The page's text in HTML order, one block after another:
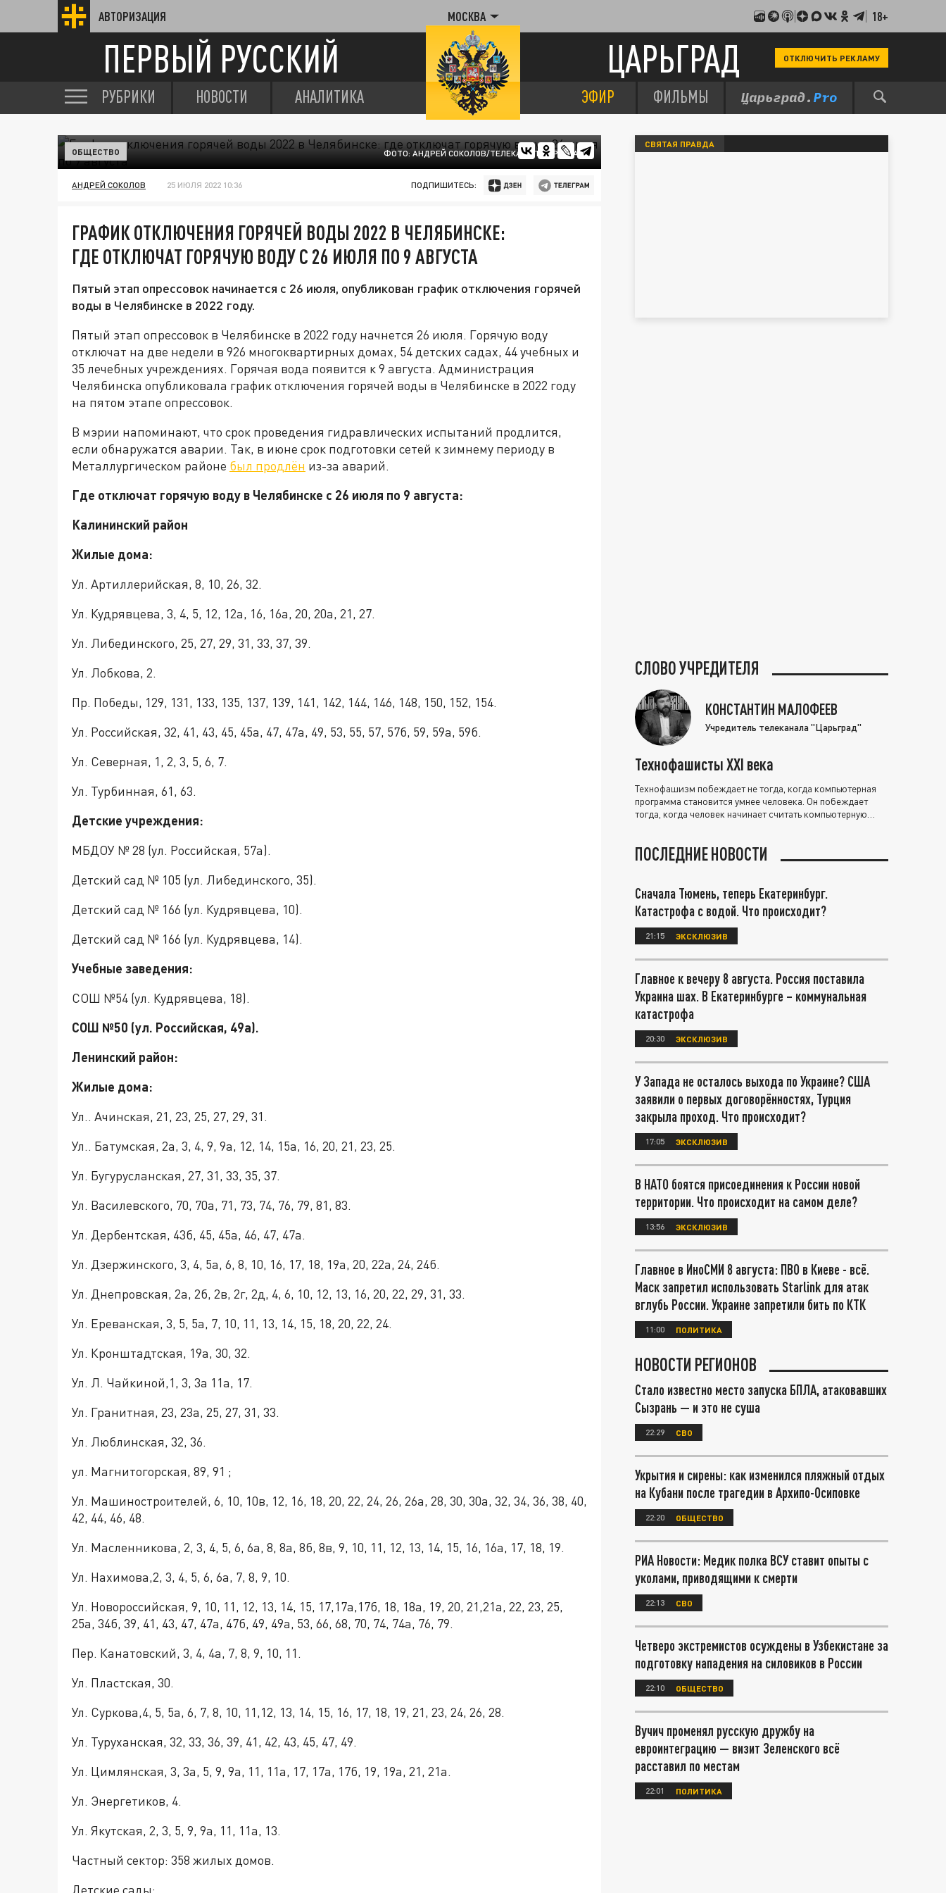
АВТОРИЗАЦИЯ МОСКВА 18+
ПЕРВЫЙ РУССКИЙ ЦАРЬГРАД ОТКЛЮЧИТЬ РЕКЛАМУ
РУБРИКИ НОВОСТИ АНАЛИТИКА ЭФИР ФИЛЬМЫ
ФОТО: АНДРЕЙ СОКОЛОВ/ТЕЛЕКАНАЛ ЦАРЬГРАД.
ОБЩЕСТВО
АНДРЕЙ СОКОЛОВ 25 ИЮЛЯ 2022 10:36 ПОДПИШИТЕСЬ:
ГРАФИК ОТКЛЮЧЕНИЯ ГОРЯЧЕЙ ВОДЫ 2022 В ЧЕЛЯБИНСКЕ:
ГДЕ ОТКЛЮЧАТ ГОРЯЧУЮ ВОДУ С 26 ИЮЛЯ ПО 9 АВГУСТА
Пятый этап опрессовок начинается с 26 июля, опубликован график отключения горячей
воды в Челябинске в 2022 году.
Пятый этап опрессовок в Челябинске в 2022 году начнется 26 июля. Горячую воду
отключат на две недели в 926 многоквартирных домах, 54 детских садах, 44 учебных и
35 лечебных учреждениях. Горячая вода появится к 9 августа. Администрация
Челябинска опубликовала график отключения горячей воды в Челябинске в 2022 году
на пятом этапе опрессовок.
В мэрии напоминают, что срок проведения гидравлических испытаний продлится,
если обнаружатся аварии. Так, в июне срок подготовки сетей к зимнему периоду в
Металлургическом районе был продлён из-за аварий.
Где отключат горячую воду в Челябинске с 26 июля по 9 августа:
Калининский район
Жилые дома:
Ул. Артиллерийская, 8, 10, 26, 32.
Ул. Кудрявцева, 3, 4, 5, 12, 12а, 16, 16а, 20, 20а, 21, 27.
Ул. Либединского, 25, 27, 29, 31, 33, 37, 39.
Ул. Лобкова, 2.
Пр. Победы, 129, 131, 133, 135, 137, 139, 141, 142, 144, 146, 148, 150, 152, 154.
Ул. Российская, 32, 41, 43, 45, 45а, 47, 47а, 49, 53, 55, 57, 57б, 59, 59а, 59б.
Ул. Северная, 1, 2, 3, 5, 6, 7.
Ул. Турбинная, 61, 63.
Детские учреждения:
МБДОУ № 28 (ул. Российская, 57а).
Детский сад № 105 (ул. Либединского, 35).
Детский сад № 166 (ул. Кудрявцева, 10).
Детский сад № 166 (ул. Кудрявцева, 14).
Учебные заведения:
СОШ №54 (ул. Кудрявцева, 18).
СОШ №50 (ул. Российская, 49а).
Ленинский район:
Жилые дома:
Ул.. Ачинская, 21, 23, 25, 27, 29, 31.
Ул.. Батумская, 2а, 3, 4, 9, 9а, 12, 14, 15а, 16, 20, 21, 23, 25.
Ул. Бугурусланская, 27, 31, 33, 35, 37.
Ул. Василевского, 70, 70а, 71, 73, 74, 76, 79, 81, 83.
Ул. Дербентская, 43б, 45, 45а, 46, 47, 47а.
Ул. Дзержинского, 3, 4, 5а, 6, 8, 10, 16, 17, 18, 19а, 20, 22а, 24, 24б.
Ул. Днепровская, 2а, 2б, 2в, 2г, 2д, 4, 6, 10, 12, 13, 16, 20, 22, 29, 31, 33.
Ул. Ереванская, 3, 5, 5а, 7, 10, 11, 13, 14, 15, 18, 20, 22, 24.
Ул. Кронштадтская, 19а, 30, 32.
Ул. Л. Чайкиной,1, 3, 3а 11а, 17.
Ул. Гранитная, 23, 23а, 25, 27, 31, 33.
Ул. Люблинская, 32, 36.
ул. Магнитогорская, 89, 91 ;
Ул. Машиностроителей, 6, 10, 10в, 12, 16, 18, 20, 22, 24, 26, 26а, 28, 30, 30а, 32, 34, 36, 38, 40,
42, 44, 46, 48.
Ул. Масленникова, 2, 3, 4, 5, 6, 6а, 8, 8а, 8б, 8в, 9, 10, 11, 12, 13, 14, 15, 16, 16а, 17, 18, 19.
Ул. Нахимова,2, 3, 4, 5, 6, 6а, 7, 8, 9, 10.
Ул. Новороссийская, 9, 10, 11, 12, 13, 14, 15, 17,17а,17б, 18, 18а, 19, 20, 21,21а, 22, 23, 25,
25а, 34б, 39, 41, 43, 47, 47а, 47б, 49, 49а, 53, 66, 68, 70, 74, 74а, 76, 79.
Пер. Канатовский, 3, 4, 4а, 7, 8, 9, 10, 11.
Ул. Пластская, 30.
Ул. Суркова,4, 5, 5а, 6, 7, 8, 10, 11,12, 13, 14, 15, 16, 17, 18, 19, 21, 23, 24, 26, 28.
Ул. Туруханская, 32, 33, 36, 39, 41, 42, 43, 45, 47, 49.
Ул. Цимлянская, 3, 3а, 5, 9, 9а, 11, 11а, 17, 17а, 17б, 19, 19а, 21, 21а.
Ул. Энергетиков, 4.
Ул. Якутская, 2, 3, 5, 9, 9а, 11, 11а, 13.
Частный сектор: 358 жилых домов.
Детские сады:
СВЯТАЯ ПРАВДА
СЛОВО УЧРЕДИТЕЛЯ
КОНСТАНТИН МАЛОФЕЕВ
Учредитель телеканала "Царьград"
Технофашисты XXI века
Технофашизм побеждает не тогда, когда компьютерная
программа становится умнее человека. Он побеждает
тогда, когда человек начинает считать компьютерную
ПОСЛЕДНИЕ НОВОСТИ
Сначала Тюмень, теперь Екатеринбург.
Катастрофа с водой. Что происходит?
21:15 ЭКСКЛЮЗИВ
Главное к вечеру 8 августа. Россия поставила
Украина шах. В Екатеринбурге – коммунальная
катастрофа
20:30 ЭКСКЛЮЗИВ
У Запада не осталось выхода по Украине? США
заявили о первых договорённостях, Турция
закрыла проход. Что происходит?
17:05 ЭКСКЛЮЗИВ
В НАТО боятся присоединения к России новой
территории. Что происходит на самом деле?
13:56 ЭКСКЛЮЗИВ
Главное в ИноСМИ 8 августа: ПВО в Киеве - всё.
Маск запретил использовать Starlink для атак
вглубь России. Украине запретили бить по КТК
11:00 ПОЛИТИКА
НОВОСТИ РЕГИОНОВ
Стало известно место запуска БПЛА, атаковавших
Сызрань — и это не суша
22:29 СВО
Укрытия и сирены: как изменился пляжный отдых
на Кубани после трагедии в Архипо-Осиповке
22:20 ОБЩЕСТВО
РИА Новости: Медик полка ВСУ ставит опыты с
уколами, приводящими к смерти
22:13 СВО
Четверо экстремистов осуждены в Узбекистане за
подготовку нападения на силовиков в России
22:10 ОБЩЕСТВО
Вучич променял русскую дружбу на
евроинтеграцию — визит Зеленского всё
расставил по местам
22:01 ПОЛИТИКА